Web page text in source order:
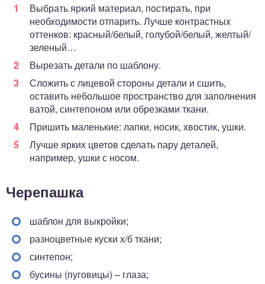
Выбрать яркий материал, постирать, при
необходимости отпарить. Лучше контрастных
оттенков: красный/белый, голубой/белый, желтый/
зеленый…
Вырезать детали по шаблону.
Сложить с лицевой стороны детали и сшить,
оставить небольшое пространство для заполнения
ватой, синтепоном или обрезками ткани.
Пришить маленькие: лапки, носик, хвостик, ушки.
Лучше ярких цветов сделать пару деталей,
например, ушки с носом.
Черепашка
шаблон для выкройки;
разноцветные куски х/б ткани;
синтепон;
бусины (пуговицы) – глаза;